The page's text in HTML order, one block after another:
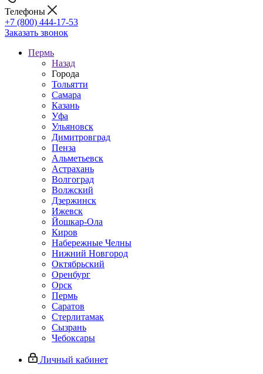
Телефоны
+7 (800) 444-17-53
Заказать звонок
Пермь
Назад
Города
Тольятти
Самара
Казань
Уфа
Ульяновск
Димитровград
Пенза
Альметьевск
Астрахань
Волгоград
Волжский
Дзержинск
Ижевск
Йошкар-Ола
Киров
Набережные Челны
Нижний Новгород
Октябрьский
Оренбург
Орск
Пермь
Саратов
Стерлитамак
Сызрань
Чебоксары
Личный кабинет